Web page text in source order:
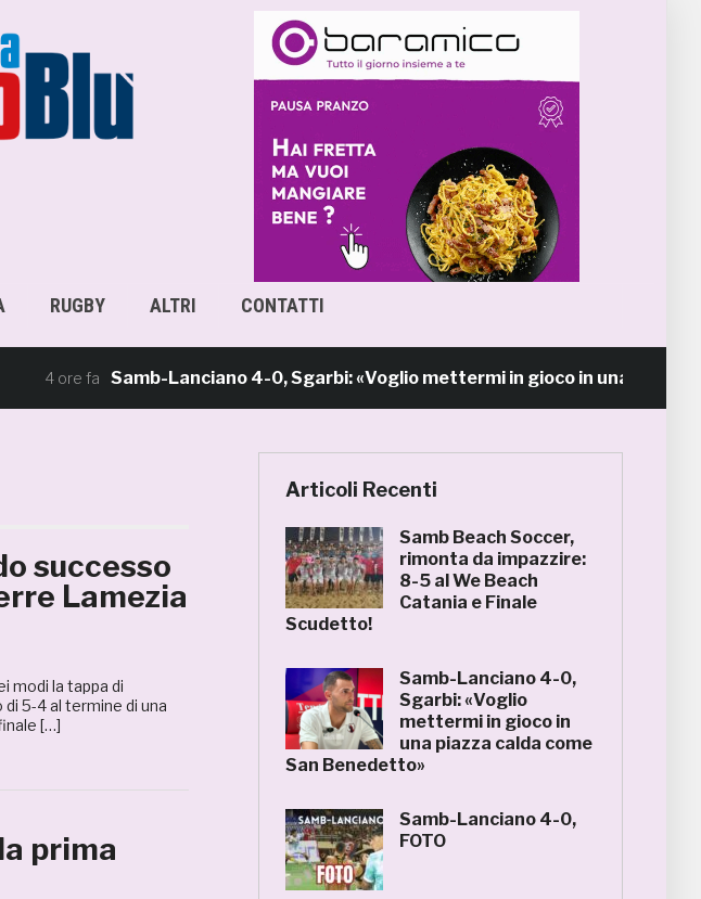
RUGBY ALTRI CONTATTI
4 ore fa Samb-Lanciano 4-0, Sgarbi: «Voglio mettermi in gioco in una piazza
successo
Lamezia
modi la tappa di
5-4 al termine di una
[…]
prima
Articoli Recenti
Samb Beach Soccer,
rimonta da impazzire:
8-5 al We Beach
Catania e Finale
Scudetto!
Samb-Lanciano 4-0,
Sgarbi: «Voglio
mettermi in gioco in
una piazza calda come
San Benedetto»
Samb-Lanciano 4-0,
FOTO